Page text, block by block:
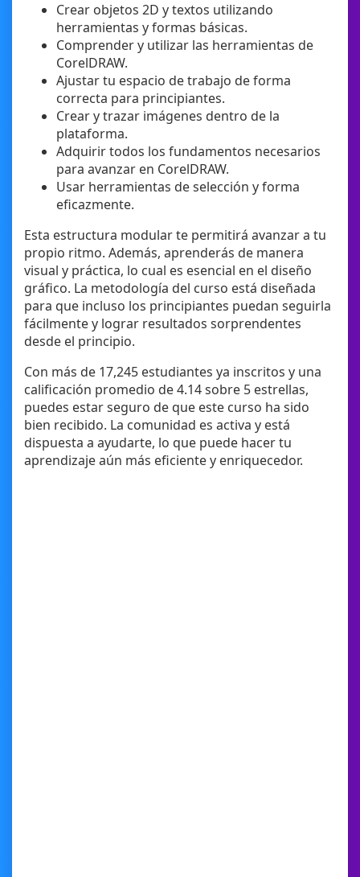
Crear objetos 2D y textos utilizando
herramientas y formas básicas.
Comprender y utilizar las herramientas de
CorelDRAW.
Ajustar tu espacio de trabajo de forma
correcta para principiantes.
Crear y trazar imágenes dentro de la
plataforma.
Adquirir todos los fundamentos necesarios
para avanzar en CorelDRAW.
Usar herramientas de selección y forma
eficazmente.
Esta estructura modular te permitirá avanzar a tu
propio ritmo. Además, aprenderás de manera
visual y práctica, lo cual es esencial en el diseño
gráfico. La metodología del curso está diseñada
para que incluso los principiantes puedan seguirla
fácilmente y lograr resultados sorprendentes
desde el principio.
Con más de 17,245 estudiantes ya inscritos y una
calificación promedio de 4.14 sobre 5 estrellas,
puedes estar seguro de que este curso ha sido
bien recibido. La comunidad es activa y está
dispuesta a ayudarte, lo que puede hacer tu
aprendizaje aún más eficiente y enriquecedor.